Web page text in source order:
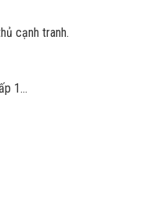
cạnh tranh.
1…